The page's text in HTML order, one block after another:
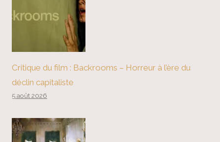
Critique du film : Backrooms – Horreur à l’ère du
déclin capitaliste
5 août 2026